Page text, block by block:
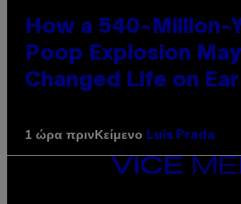
How a 540-Million-
Poop Explosion
Changed Life on
1 ώρα πρινΚείμενο Luis Prada
VICE
MEDIA